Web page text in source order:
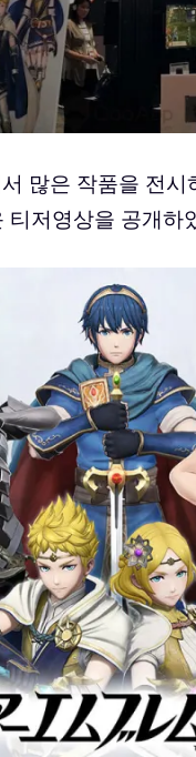
많은 작품을 전
저영상을 공개하